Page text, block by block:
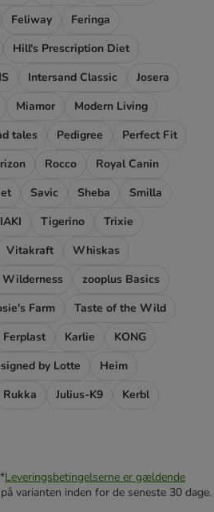
Feliway
Feringa
Hill's Prescription Diet
Intersand Classic
Josera
Miamor
Modern Living
tales Pedigree
Perfect Fit
Rocco
Royal Canin
Savic Sheba
Smilla
Tigerino
Trixie
Vitakraft
Whiskas
zooplus Basics
Farm
Taste of the Wild
Ferplast Karlie
KONG
by Lotte
Heim
Rukka Julius-K9
Kerbl
Leveringsbetingelserne er gældende
varianten inden for de seneste 30 dage.